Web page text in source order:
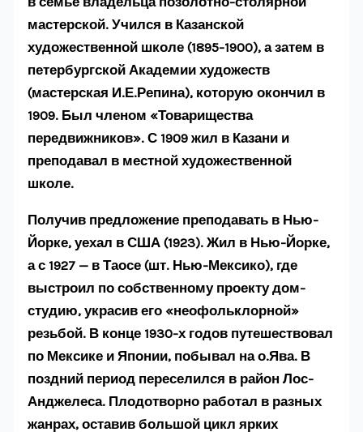
мастерской. Учился в Казанской
художественной школе (1895-1900), а затем в
петербургской Академии художеств
(мастерская И.Е.Репина), которую окончил в
1909. Был членом «Товарищества
передвижников». С 1909 жил в Казани и
преподавал в местной художественной
школе.
Получив предложение преподавать в Нью-
Йорке, уехал в США (1923). Жил в Нью-Йорке,
а с 1927 — в Таосе (шт. Нью-Мексико), где
выстроил по собственному проекту дом-
студию, украсив его «неофольклорной»
резьбой. В конце 1930-х годов путешествовал
по Мексике и Японии, побывал на о.Ява. В
поздний период переселился в район Лос-
Анджелеса. Плодотворно работал в разных
жанрах, оставив большой цикл ярких